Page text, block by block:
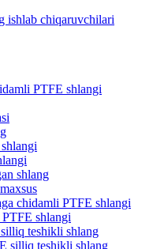
PTFE shlangi
shlang
chidamli PTFE shlangi
shlangi
teshikli shlang
silliq teshikli shlang